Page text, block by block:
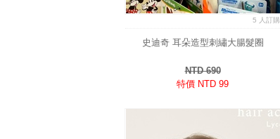
5 人訂購
史迪奇 耳朵造型刺繡大腸髮圈
NTD 690
特價 NTD 99